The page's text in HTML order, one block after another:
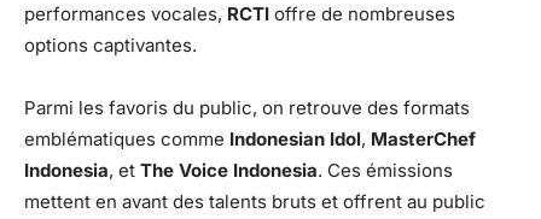
performances vocales, RCTI offre de nombreuses
options captivantes.
Parmi les favoris du public, on retrouve des formats
emblématiques comme Indonesian Idol, MasterChef
Indonesia, et The Voice Indonesia. Ces émissions
mettent en avant des talents bruts et offrent au public